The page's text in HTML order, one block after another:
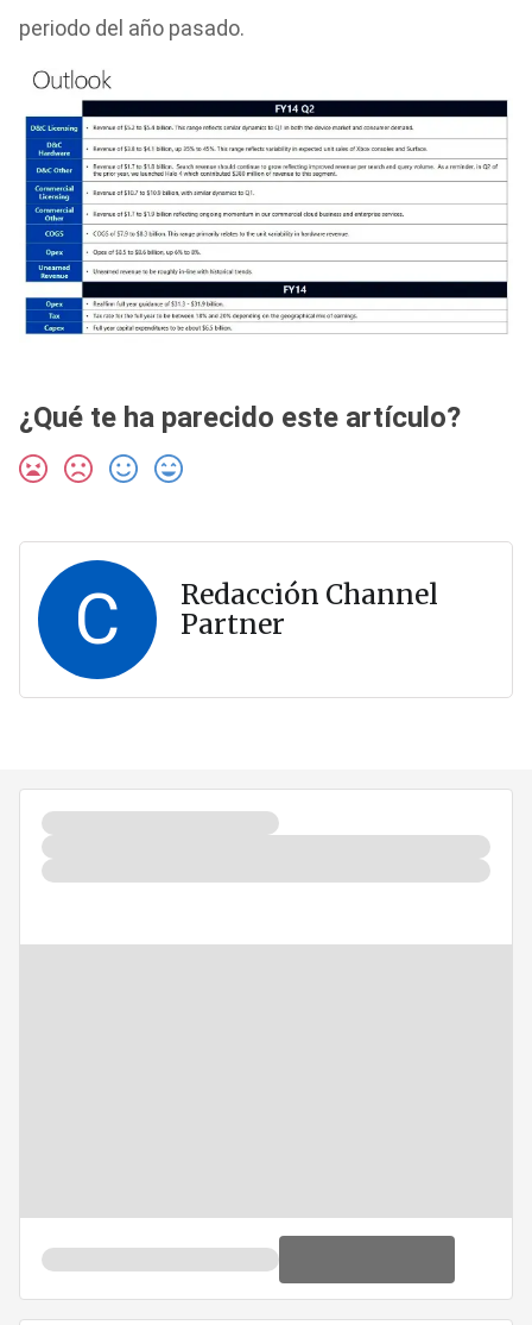
periodo del año pasado.
¿Qué te ha parecido este artículo?
C
Redacción Channel
Partner